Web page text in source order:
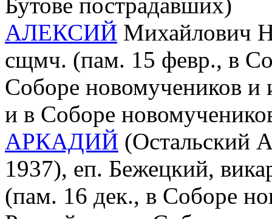
АЛЕКСИЙ Михайлович
сщмч. (пам. 15 февр., в
Соборе новомучеников и
и в Соборе
АРКАДИЙ (Остальский
1937), еп. Бежецкий,
(пам. 16 дек., в Соборе